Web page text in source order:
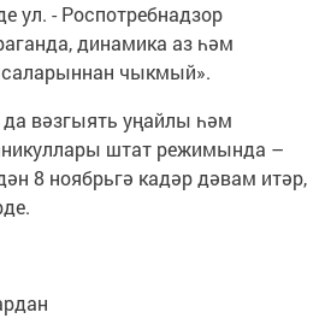
ул. - Роспотребнадзор
динамика аз һәм
чыкмый».
вәзгыять уңайлы һәм
штат режимында –
8 ноябрьгә кадәр дәвам итәр,